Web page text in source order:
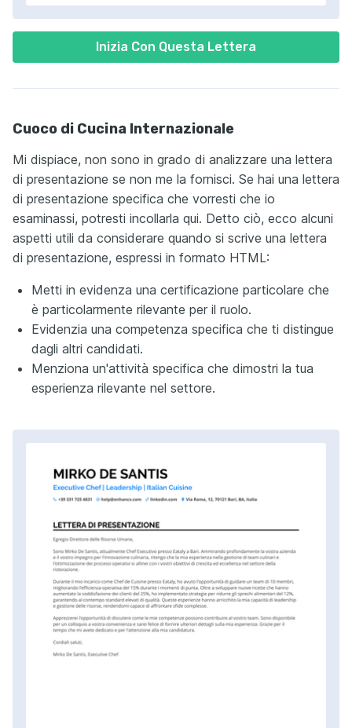
Inizia Con Questa Lettera
Cuoco di Cucina Internazionale
Mi dispiace, non sono in grado di analizzare una lettera
di presentazione se non me la fornisci. Se hai una lettera
di presentazione specifica che vorresti che io
esaminassi, potresti incollarla qui. Detto ciò, ecco alcuni
aspetti utili da considerare quando si scrive una lettera
di presentazione, espressi in formato HTML:
Metti in evidenza una certificazione particolare che
è particolarmente rilevante per il ruolo.
Evidenzia una competenza specifica che ti distingue
dagli altri candidati.
Menziona un'attività specifica che dimostri la tua
esperienza rilevante nel settore.